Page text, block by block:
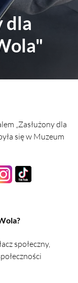
dla
„Zasłużony dla
się w Muzeum
społeczny,